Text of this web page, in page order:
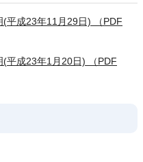
平成23年11月29日) （PDF
平成23年1月20日) （PDF